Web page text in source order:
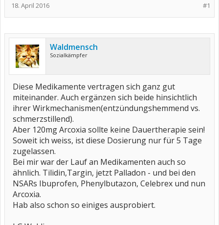
#1
18. April 2016
Waldmensch
Sozialkämpfer
Diese Medikamente vertragen sich ganz gut
miteinander. Auch ergänzen sich beide hinsichtlich
ihrer Wirkmechanismen(entzündungshemmend vs.
schmerzstillend).
Aber 120mg Arcoxia sollte keine Dauertherapie sein!
Soweit ich weiss, ist diese Dosierung nur für 5 Tage
zugelassen.
Bei mir war der Lauf an Medikamenten auch so
ähnlich. Tilidin,Targin, jetzt Palladon - und bei den
NSARs Ibuprofen, Phenylbutazon, Celebrex und nun
Arcoxia.
Hab also schon so einiges ausprobiert.